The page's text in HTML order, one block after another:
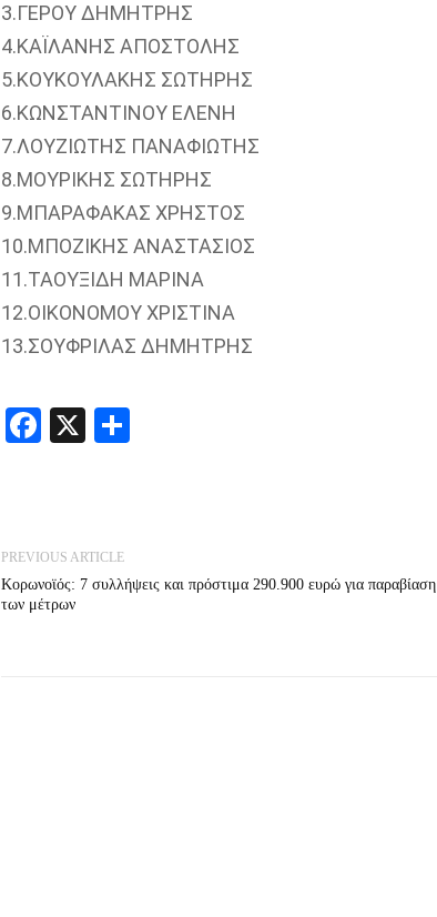
3.ΓΕΡΟΥ ΔΗΜΗΤΡΗΣ
4.ΚΑΪΛΑΝΗΣ ΑΠΟΣΤΟΛΗΣ
5.ΚΟΥΚΟΥΛΑΚΗΣ ΣΩΤΗΡΗΣ
6.ΚΩΝΣΤΑΝΤΙΝΟΥ ΕΛΕΝΗ
7.ΛΟΥΖΙΩΤΗΣ ΠΑΝΑΦΙΩΤΗΣ
8.ΜΟΥΡΙΚΗΣ ΣΩΤΗΡΗΣ
9.ΜΠΑΡΑΦΑΚΑΣ ΧΡΗΣΤΟΣ
10.ΜΠΟΖΙΚΗΣ ΑΝΑΣΤΑΣΙΟΣ
11.ΤΑΟΥΞΙΔΗ ΜΑΡΙΝΑ
12.ΟΙΚΟΝΟΜΟΥ ΧΡΙΣΤΙΝΑ
13.ΣΟΥΦΡΙΛΑΣ ΔΗΜΗΤΡΗΣ
Facebook
X Share
PREVIOUS ARTICLE
Κορωνοϊός: 7 συλλήψεις και πρόστιμα 290.900 ευρώ για παραβίαση
των μέτρων